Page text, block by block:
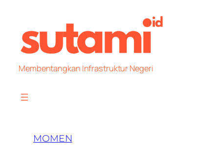
content
Membentangkan Infrastruktur Negeri
MOMEN